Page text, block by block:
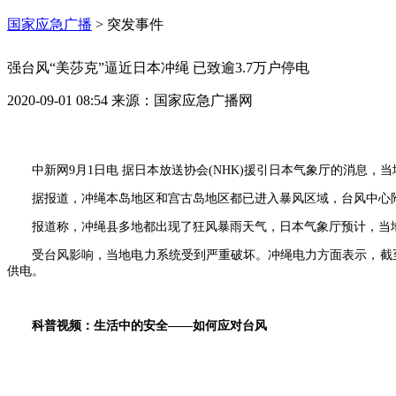
国家应急广播 > 突发事件
强台风“美莎克”逼近日本冲绳 已致逾3.7万户停电
2020-09-01 08:54 来源： 国家应急广播网
中新网9月1日电 据日本放送协会(NHK)援引日本气象厅的消息，
据报道，冲绳本岛地区和宫古岛地区都已进入暴风区域，台风中
报道称，冲绳县多地都出现了狂风暴雨天气，日本气象厅预计，
受台风影响，当地电力系统受到严重破坏。冲绳电力方面表示，
供电。
科普视频：生活中的安全——如何应对台风